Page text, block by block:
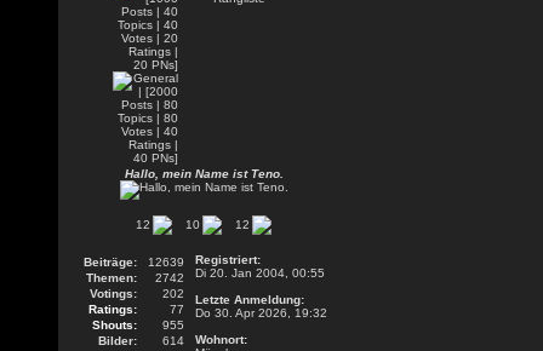
Hallo, mein Name ist Teno.
12 10 12
Beiträge:
12639
Themen:
2742
Votings:
202
Ratings:
77
Shouts:
955
Bilder:
614
Registriert:
Di 20. Jan 2004, 00:55
Letzte Anmeldung:
Do 30. Apr 2026, 19:32
Wohnort: